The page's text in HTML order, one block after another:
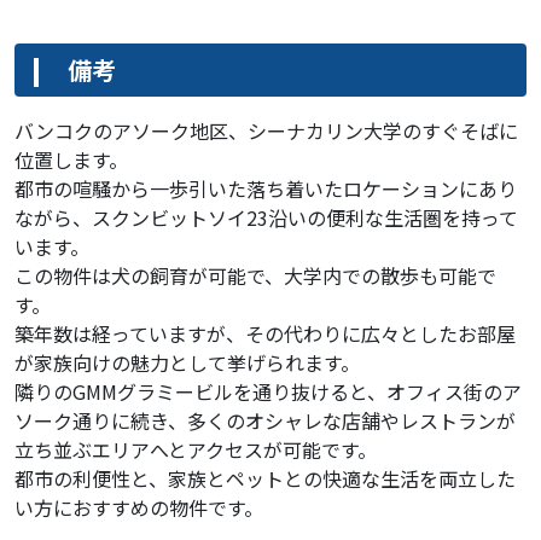
備考
バンコクのアソーク地区、シーナカリン大学のすぐそばに
位置します。
都市の喧騒から一歩引いた落ち着いたロケーションにあり
ながら、スクンビットソイ23沿いの便利な生活圏を持って
います。
この物件は犬の飼育が可能で、大学内での散歩も可能で
す。
築年数は経っていますが、その代わりに広々としたお部屋
が家族向けの魅力として挙げられます。
隣りのGMMグラミービルを通り抜けると、オフィス街のア
ソーク通りに続き、多くのオシャレな店舗やレストランが
立ち並ぶエリアへとアクセスが可能です。
都市の利便性と、家族とペットとの快適な生活を両立した
い方におすすめの物件です。